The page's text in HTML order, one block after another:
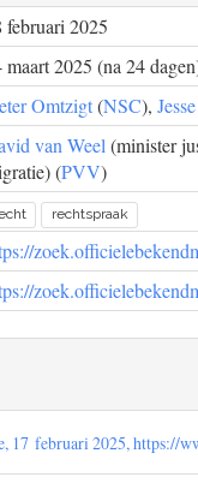
februari 2025
maart 2025 (na 24
Omtzigt(NSC),
van Weel (minister
(PVV)
rechtspraak
17 februari 2025, https://